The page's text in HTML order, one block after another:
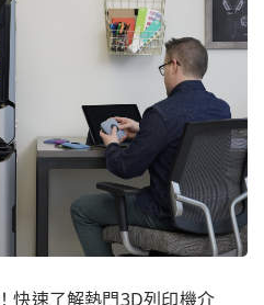
快速了解熱門3D列印機介